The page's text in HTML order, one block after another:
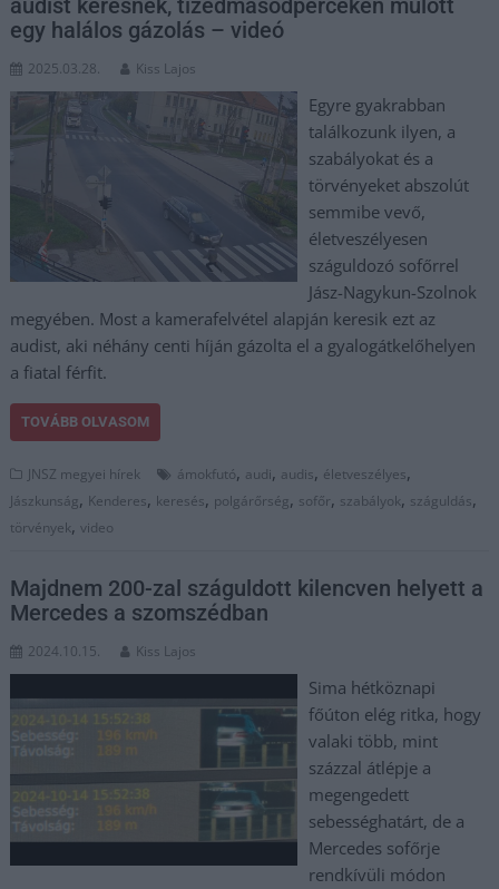
egy halálos gázolás – videó
2025.03.28. Kiss Lajos
Egyre gyakrabban
találkozunk ilyen, a
szabályokat és a
törvényeket abszolút
semmibe vevő,
életveszélyesen
száguldozó sofőrrel
Jász-Nagykun-Szolnok
megyében. Most a kamerafelvétel alapján keresik ezt az
audist, aki néhány centi híján gázolta el a gyalogátkelőhelyen
a fiatal férfit.
TOVÁBB OLVASOM
JNSZ megyei hírek ámokfutó, audi, audis, életveszélyes,
Jászkunság, Kenderes, keresés, polgárőrség, sofőr, szabályok, száguldás,
törvények,video
Majdnem 200-zal száguldott kilencven helyett a
Mercedes a szomszédban
2024.10.15. Kiss Lajos
Sima hétköznapi
főúton elég ritka, hogy
valaki több, mint
százzal átlépje a
megengedett
sebességhatárt, de a
Mercedes sofőrje
rendkívüli módon